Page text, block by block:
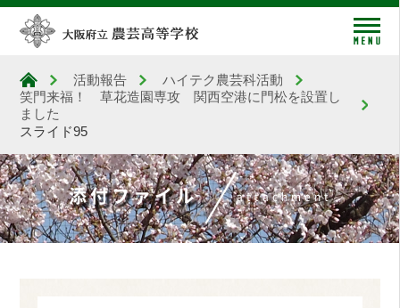
大阪府立農芸高等学校
活動報告
ハイテク農芸科活動
笑門来福！ 草花造園専攻 関西空港に門松を設置し
ました
スライド95
添付ファイル attachment